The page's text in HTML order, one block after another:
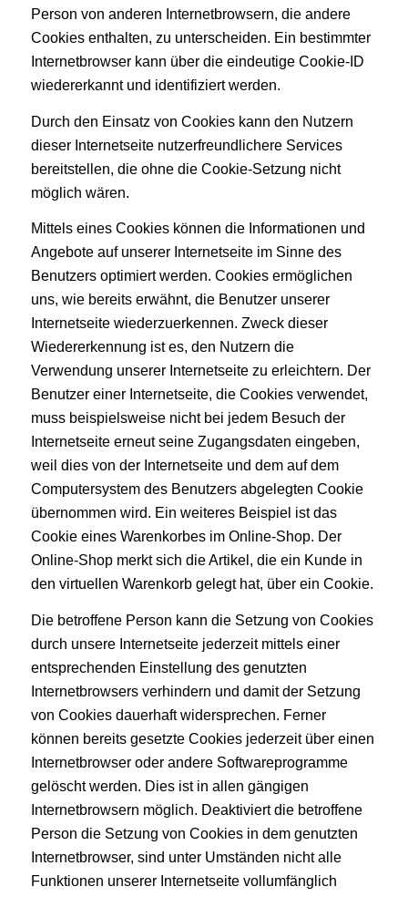
Person von anderen Internetbrowsern, die andere
Cookies enthalten, zu unterscheiden. Ein bestimmter
Internetbrowser kann über die eindeutige Cookie-ID
wiedererkannt und identifiziert werden.
Durch den Einsatz von Cookies kann den Nutzern
dieser Internetseite nutzerfreundlichere Services
bereitstellen, die ohne die Cookie-Setzung nicht
möglich wären.
Mittels eines Cookies können die Informationen und
Angebote auf unserer Internetseite im Sinne des
Benutzers optimiert werden. Cookies ermöglichen
uns, wie bereits erwähnt, die Benutzer unserer
Internetseite wiederzuerkennen. Zweck dieser
Wiedererkennung ist es, den Nutzern die
Verwendung unserer Internetseite zu erleichtern. Der
Benutzer einer Internetseite, die Cookies verwendet,
muss beispielsweise nicht bei jedem Besuch der
Internetseite erneut seine Zugangsdaten eingeben,
weil dies von der Internetseite und dem auf dem
Computersystem des Benutzers abgelegten Cookie
übernommen wird. Ein weiteres Beispiel ist das
Cookie eines Warenkorbes im Online-Shop. Der
Online-Shop merkt sich die Artikel, die ein Kunde in
den virtuellen Warenkorb gelegt hat, über ein Cookie.
Die betroffene Person kann die Setzung von Cookies
durch unsere Internetseite jederzeit mittels einer
entsprechenden Einstellung des genutzten
Internetbrowsers verhindern und damit der Setzung
von Cookies dauerhaft widersprechen. Ferner
können bereits gesetzte Cookies jederzeit über einen
Internetbrowser oder andere Softwareprogramme
gelöscht werden. Dies ist in allen gängigen
Internetbrowsern möglich. Deaktiviert die betroffene
Person die Setzung von Cookies in dem genutzten
Internetbrowser, sind unter Umständen nicht alle
Funktionen unserer Internetseite vollumfänglich